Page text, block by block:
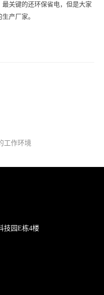
关键的还环保省电，但是大家
产厂家。
工作环境
技园E栋4楼